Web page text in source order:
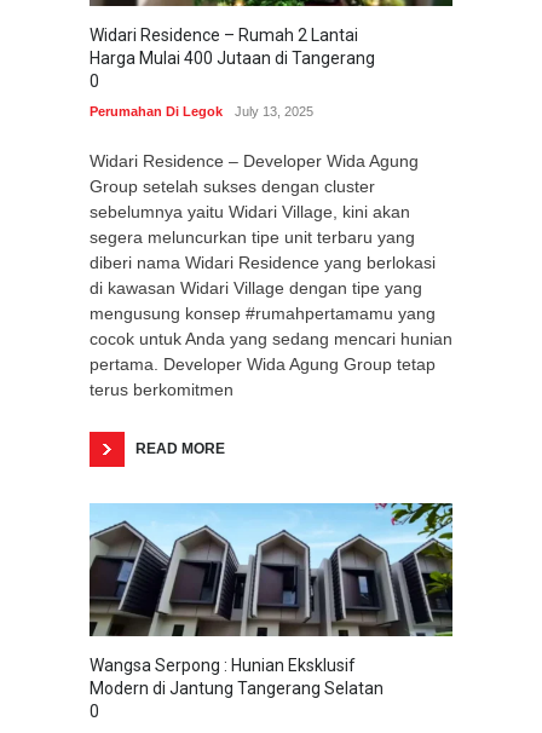
Widari Residence – Rumah 2 Lantai
Harga Mulai 400 Jutaan di Tangerang
0
Perumahan Di Legok July 13, 2025
Widari Residence – Developer Wida Agung
Group setelah sukses dengan cluster
sebelumnya yaitu Widari Village, kini akan
segera meluncurkan tipe unit terbaru yang
diberi nama Widari Residence yang berlokasi
di kawasan Widari Village dengan tipe yang
mengusung konsep #rumahpertamamu yang
cocok untuk Anda yang sedang mencari hunian
pertama. Developer Wida Agung Group tetap
terus berkomitmen
READ MORE
Wangsa Serpong : Hunian Eksklusif
Modern di Jantung Tangerang Selatan
0